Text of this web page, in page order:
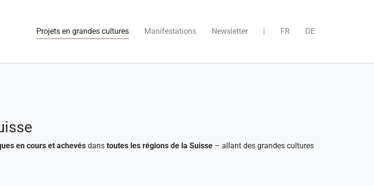
Projets en grandes cultures(current)Manifestations Newsletter | FR DE
en cours et achevés dans toutes les régions de la Suisse – allant des grandes cultures